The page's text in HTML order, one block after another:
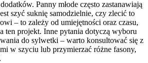
Panny młode często zastanawiają
szyć suknię samodzielnie, czy zlecić to
– to zależy od umiejętności oraz czasu,
ten projekt. Inne pytania dotyczą wyboru
do sylwetki – warto konsultować się z
w szyciu lub przymierzać różne fasony,